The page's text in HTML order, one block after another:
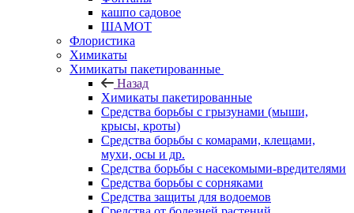
кашпо садовое
ШАМОТ
Флористика
Химикаты
Химикаты пакетированные
Назад
Химикаты пакетированные
Средства борьбы с грызунами (мыши,
крысы, кроты)
Средства борьбы с комарами, клещами,
мухи, осы и др.
Средства борьбы с насекомыми-вредителями
Средства борьбы с сорняками
Средства защиты для водоемов